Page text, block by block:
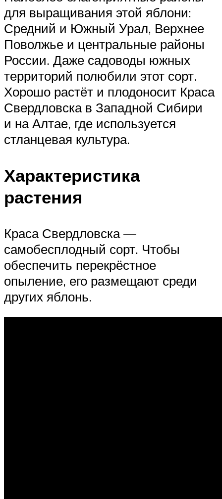
для выращивания этой яблони:
Средний и Южный Урал, Верхнее
Поволжье и центральные районы
России. Даже садоводы южных
территорий полюбили этот сорт.
Хорошо растёт и плодоносит Краса
Свердловска в Западной Сибири
и на Алтае, где используется
стланцевая культура.
Характеристика
растения
Краса Свердловска —
самобесплодный сорт. Чтобы
обеспечить перекрёстное
опыление, его размещают среди
других яблонь.